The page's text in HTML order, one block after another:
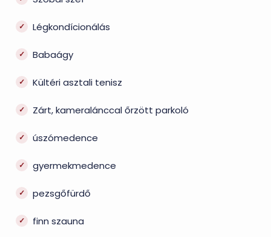
Légkondícionálás
Babaágy
Kültéri asztali tenisz
Zárt, kameralánccal őrzött parkoló
úszómedence
gyermekmedence
pezsgőfürdő
finn szauna